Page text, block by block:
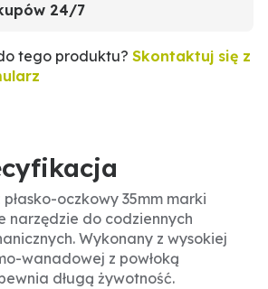
24/7
tego produktu? Skontaktuj się z
oczkowy 35mm marki
narzędzie do codziennych
Wykonany z wysokiej
wanadowej z powłoką
długą żywotność.